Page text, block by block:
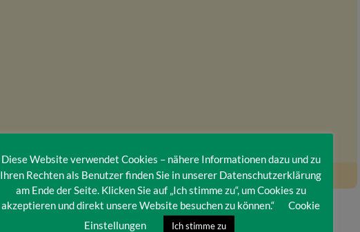
Diese Website verwendet Cookies – nähere Informationen dazu und zu
Ihren Rechten als Benutzer finden Sie in unserer Datenschutzerklärung
am Ende der Seite. Klicken Sie auf „Ich stimme zu“, um Cookies zu
akzeptieren und direkt unsere Website besuchen zu können.“
Cookie
Einstellungen
Ich stimme zu